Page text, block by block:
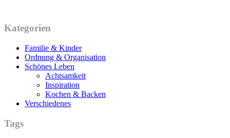
Kategorien
Familie & Kinder
Ordnung & Organisation
Schönes Leben
Achtsamkeit
Inspiration
Kochen & Backen
Verschiedenes
Tags